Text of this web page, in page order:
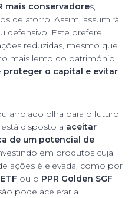
mais conservadores,
de aforro. Assim, assumirá
defensivo. Este prefere
reduzidas, mesmo que
mais lento do património.
proteger o capital e evitar
arrojado olha para o futuro
disposto a aceitar
de um potencial de
em produtos cuja
ações é elevada, como por
ou o PPR Golden SGF
pode acelerar a